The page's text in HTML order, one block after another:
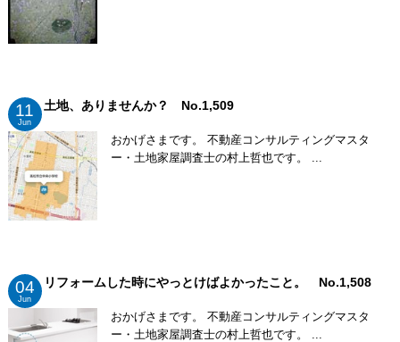
11
Jun
土地、ありませんか？ No.1,509
おかげさまです。 不動産コンサルティングマスタ
ー・土地家屋調査士の村上哲也です。 ...
04
Jun
リフォームした時にやっとけばよかったこと。 No.1,508
おかげさまです。 不動産コンサルティングマスタ
ー・土地家屋調査士の村上哲也です。 ...